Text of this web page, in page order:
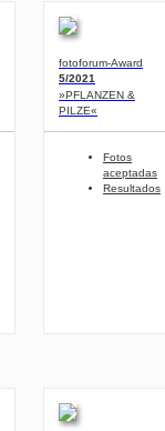
fotoforum-Award
5/2021
»PFLANZEN &
PILZE«
Fotos
aceptadas
Resultados